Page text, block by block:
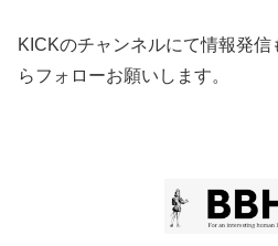
KICKのチャンネルにて情報発
らフォローお願いします。